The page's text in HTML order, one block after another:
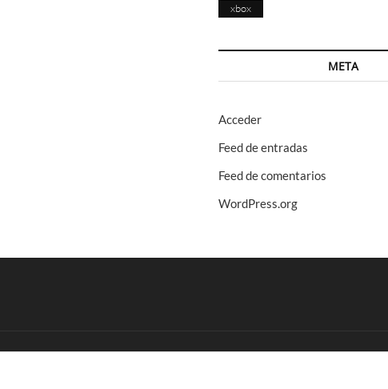
xbox
META
Acceder
Feed de entradas
Feed de comentarios
WordPress.org